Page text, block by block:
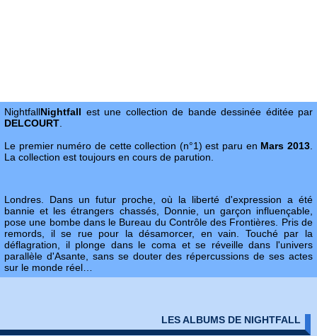
NightfallNightfall est une collection de bande dessinée éditée par
DELCOURT
Le premier numéro de cette collection (n°1) est paru en Mars 2013
La collection est toujours en cours de parution.
Londres. Dans un futur proche, où la liberté d'expression a été
bannie et les étrangers chassés, Donnie, un garçon influençable,
pose une bombe dans le Bureau du Contrôle des Frontières. Pris de
remords, il se rue pour la désamorcer, en vain. Touché par la
déflagration, il plonge dans le coma et se réveille dans l'univers
parallèle d'Asante, sans se douter des répercussions de ses actes
sur le monde réel…
LES ALBUMS DE NIGHTFALL